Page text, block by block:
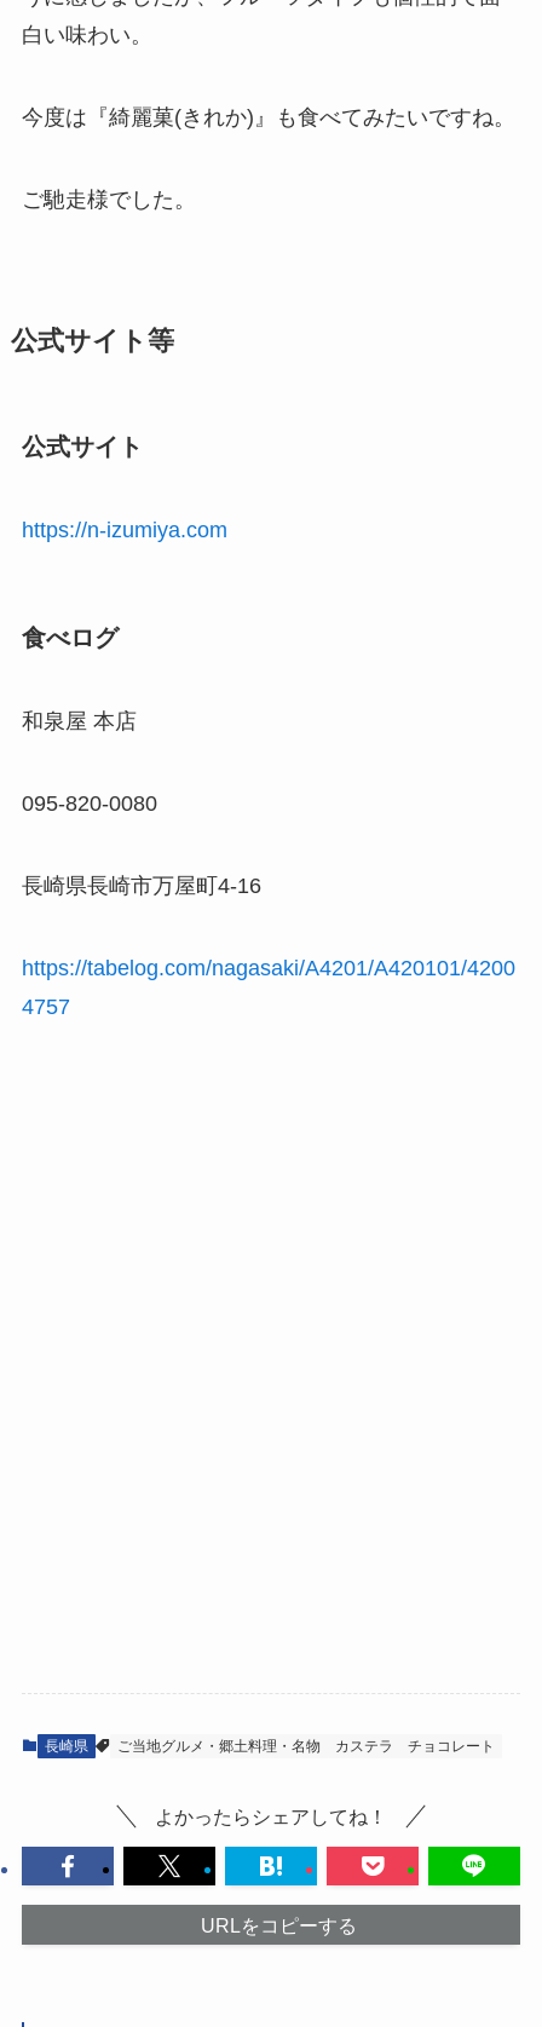
白い味わい。
今度は『綺麗菓(きれか)』も食べてみたいですね。
ご馳走様でした。
公式サイト等
公式サイト
https://n-izumiya.com
食べログ
和泉屋 本店
095-820-0080
長崎県長崎市万屋町4-16
https://tabelog.com/nagasaki/A4201/A420101/4200
4757
長崎県 ご当地グルメ・郷土料理・名物 カステラ チョコレート
よかったらシェアしてね！
URLをコピーする